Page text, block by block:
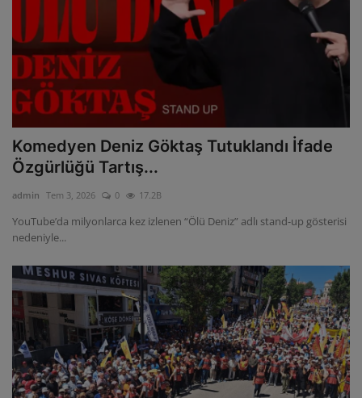
Komedyen Deniz Göktaş Tutuklandı İfade
Özgürlüğü Tartış...
admin Tem 3, 2026 0 17.2B
YouTube’da milyonlarca kez izlenen “Ölü Deniz” adlı stand-up gösterisi
nedeniyle...